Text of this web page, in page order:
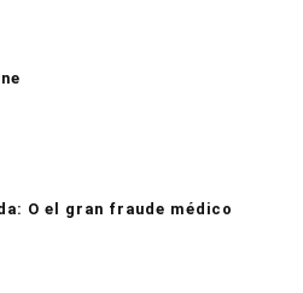
O el gran fraude médico